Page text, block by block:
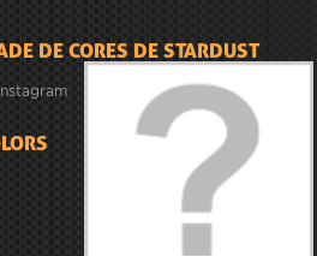
DE CORES DE STARDUST